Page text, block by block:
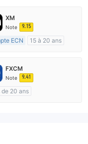
XM
Note 9.15
ECN
15 à 20 ans
Making (MM)
principale MT4
FXCM
Note 9.41
de 20 ans